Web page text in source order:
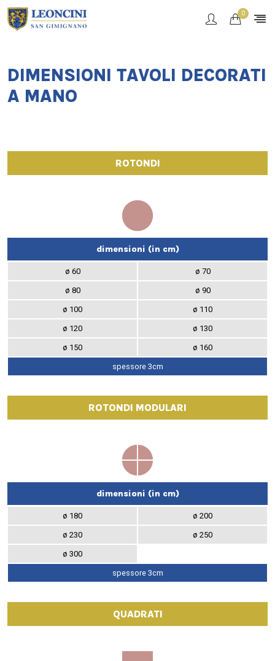
0
DIMENSIONI TAVOLI DECORATI
A MANO
ROTONDI
dimensioni (in cm)
ø 60 ø 70
ø 80 ø 90
ø 100 ø 110
ø 120 ø 130
ø 150 ø 160
spessore 3cm
ROTONDI MODULARI
dimensioni (in cm)
ø 180 ø 200
ø 230 ø 250
ø 300
spessore 3cm
QUADRATI